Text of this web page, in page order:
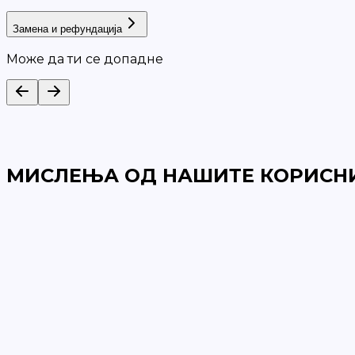
Замена и рефундација
Може да ти се допадне
МИСЛЕЊА ОД НАШИТЕ